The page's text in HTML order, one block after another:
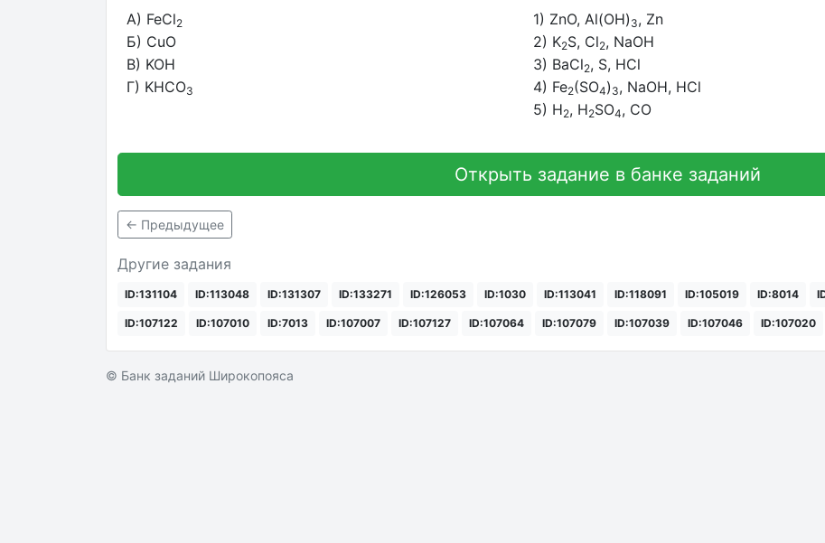
A) FeCl2
Б) CuO
В) KOH
Г) KHCO3
1) ZnO, Al(OH) 3, Zn
2) K2S, Cl2, NaOH
3) BaCl2, S, HCl
4) Fe2(SO4) 3, NaOH, HCl
5) H2, H2SO4, CO
Открыть задание в банке заданий
← Предыдущее
Другие задания
ID:131104 ID:113048 ID:131307 ID:133271 ID:126053 ID:1030 ID:113041 ID:118091 ID:105019 ID:8014
ID:107122 ID:107010 ID:7013 ID:107007 ID:107127 ID:107064 ID:107079 ID:107039 ID:107046 ID:107020
© Банк заданий Широкопояса